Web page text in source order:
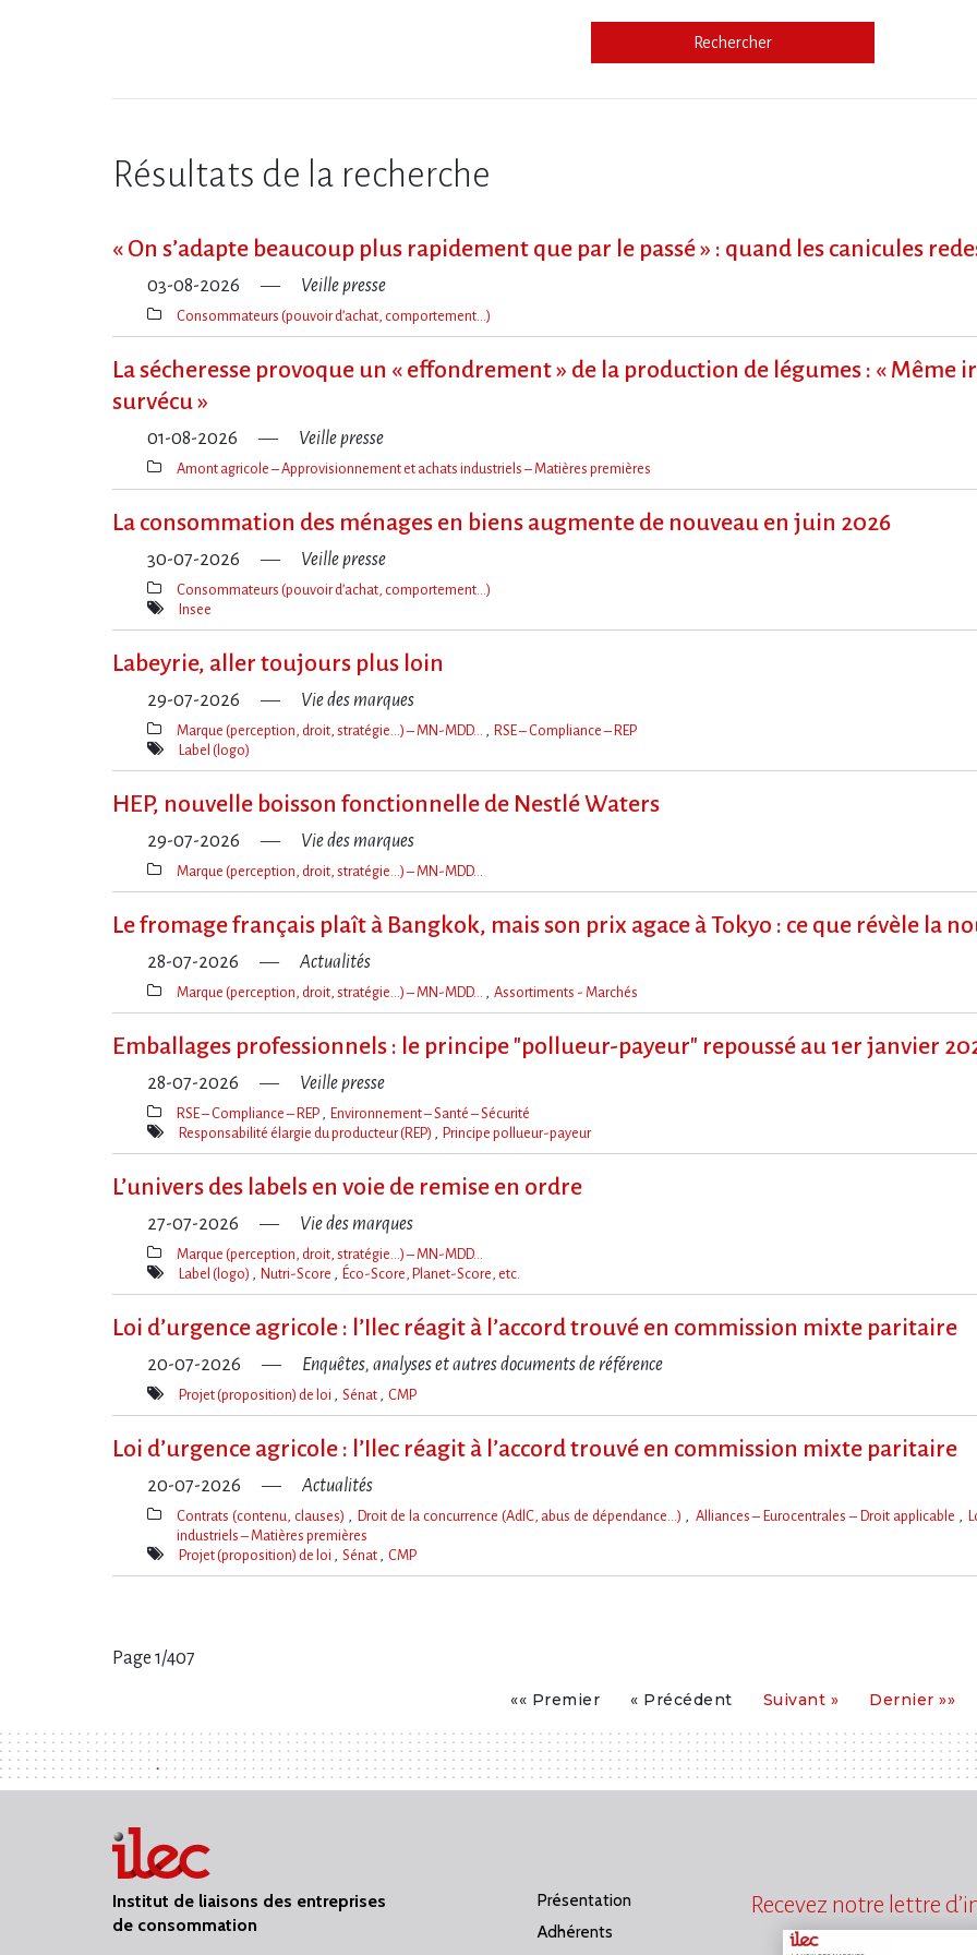
Rechercher
Résultats de la recherche
« On s​‌’adapte beaucoup plus rapidement que par le passé » : quand les canicules
03-08-2026 Veille presse
Thèmes(s)
Consommateurs (pouvoir d’achat, comportement…)
La sécheresse provoque un « effondrement » de la production de légumes : « Même
survécu »
01-08-2026 Veille presse
Thèmes(s)
Amont agricole – Approvisionnement et achats industriels – Matières premières
La consommation des ménages en biens augmente de nouveau en juin 2026
30-07-2026 Veille presse
Thèmes(s)
Consommateurs (pouvoir d’achat, comportement…)
Mot(s)-
Insee
Labeyrie, aller toujours plus loin
29-07-2026 Vie des marques
Thèmes(s)
Marque (perception, droit, stratégie…) – MN-MDD… RSE – Compliance – REP
Mot(s)-
Label (logo)
HEP, nouvelle boisson fonctionnelle de Nestlé Waters
29-07-2026 Vie des marques
Thèmes(s)
Marque (perception, droit, stratégie…) – MN-MDD…
Le fromage français plaît à Bangkok, mais son prix agace à Tokyo : ce que révèle la
28-07-2026 Actualités
Thèmes(s)
Marque (perception, droit, stratégie…) – MN-MDD… Assortiments - Marchés
Emballages professionnels : le principe "pollueur-payeur" repoussé au 1er janvier
28-07-2026 Veille presse
Thèmes(s)
RSE – Compliance – REP Environnement – Santé – Sécurité
Mot(s)-
Responsabilité élargie du producteur (REP) Principe pollueur-payeur
L’univers des labels en voie de remise en ordre
27-07-2026 Vie des marques
Thèmes(s)
Marque (perception, droit, stratégie…) – MN-MDD…
Mot(s)-
Label (logo) Nutri-Score Éco-Score, Planet-Score, etc.
Loi d​‌’urgence agricole : l​‌’Ilec réagit à l​‌’accord trouvé en commission mixte paritaire
20-07-2026 Enquêtes, analyses et autres documents de référence
Mot(s)-
Projet (proposition) de loi Sénat CMP
Loi d​‌’urgence agricole : l​‌’Ilec réagit à l​‌’accord trouvé en commission mixte paritaire
20-07-2026 Actualités
Thèmes(s)
Contrats (contenu, clauses) Droit de la concurrence (AdlC, abus de dépendance…) Alliances – Eurocentrales – Droit applicable
industriels – Matières premières
Mot(s)-
Projet (proposition) de loi Sénat CMP
Page 1/407
«« PremierPremier« PrécédentPrécédent
Suivant
Suivant » Dernier
Dernier »»
Institut de liaisons des entreprises
de consommation
Présentation
Adhérents
Recevez notre lettre